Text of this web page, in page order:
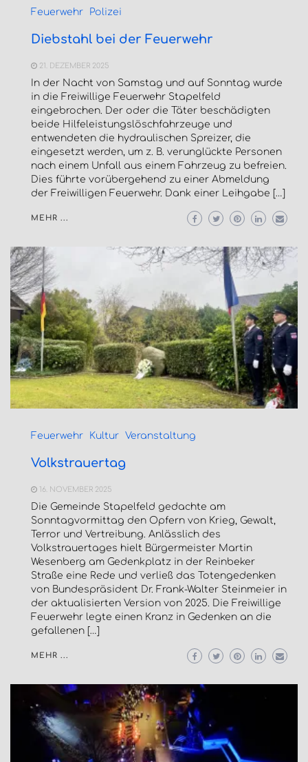
Feuerwehr Polizei
Diebstahl bei der Feuerwehr
21. DEZEMBER 2025
In der Nacht von Samstag und auf Sonntag wurde
in die Freiwillige Feuerwehr Stapelfeld
eingebrochen. Der oder die Täter beschädigten
beide Hilfeleistungslöschfahrzeuge und
entwendeten die hydraulischen Spreizer, die
eingesetzt werden, um z. B. verunglückte Personen
nach einem Unfall aus einem Fahrzeug zu befreien.
Dies führte vorübergehend zu einer Abmeldung
der Freiwilligen Feuerwehr. Dank einer Leihgabe […]
MEHR ...
Feuerwehr Kultur Veranstaltung
Volkstrauertag
16. NOVEMBER 2025
Die Gemeinde Stapelfeld gedachte am
Sonntagvormittag den Opfern von Krieg, Gewalt,
Terror und Vertreibung. Anlässlich des
Volkstrauertages hielt Bürgermeister Martin
Wesenberg am Gedenkplatz in der Reinbeker
Straße eine Rede und verließ das Totengedenken
von Bundespräsident Dr. Frank-Walter Steinmeier in
der aktualisierten Version von 2025. Die Freiwillige
Feuerwehr legte einen Kranz in Gedenken an die
gefallenen […]
MEHR ...